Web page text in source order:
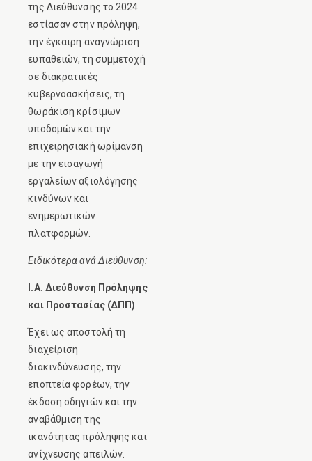
της Διεύθυνσης το 2024
εστίασαν στην πρόληψη,
την έγκαιρη αναγνώριση
ευπαθειών, τη συμμετοχή
σε διακρατικές
κυβερνοασκήσεις, τη
θωράκιση κρίσιμων
υποδομών και την
επιχειρησιακή ωρίμανση
με την εισαγωγή
εργαλείων αξιολόγησης
κινδύνων και
ενημερωτικών
πλατφορμών.
Ειδικότερα ανά Διεύθυνση:
I.Α. Διεύθυνση Πρόληψης
και Προστασίας (ΔΠΠ)
Έχει ως αποστολή τη
διαχείριση
διακινδύνευσης, την
εποπτεία φορέων, την
έκδοση οδηγιών και την
αναβάθμιση της
ικανότητας πρόληψης και
ανίχνευσης απειλών.